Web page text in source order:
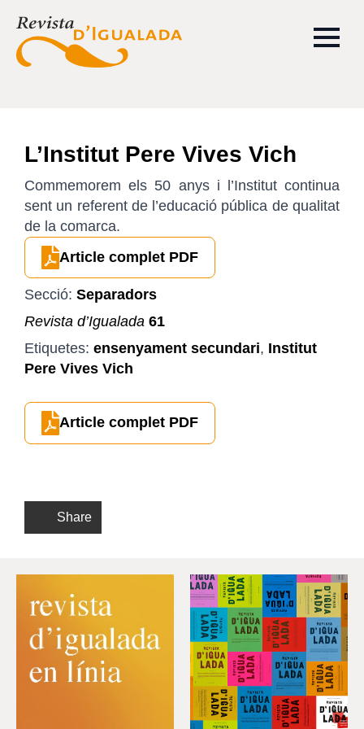
L’Institut Pere Vives Vich
Commemorem els 50 anys i l’Institut continua
sent un referent de l’educació pública de qualitat
de la comarca.
Article complet PDF
Secció: Separadors
Revista d’Igualada 61
Etiquetes: ensenyament secundari, Institut
Pere Vives Vich
Article complet PDF
Share